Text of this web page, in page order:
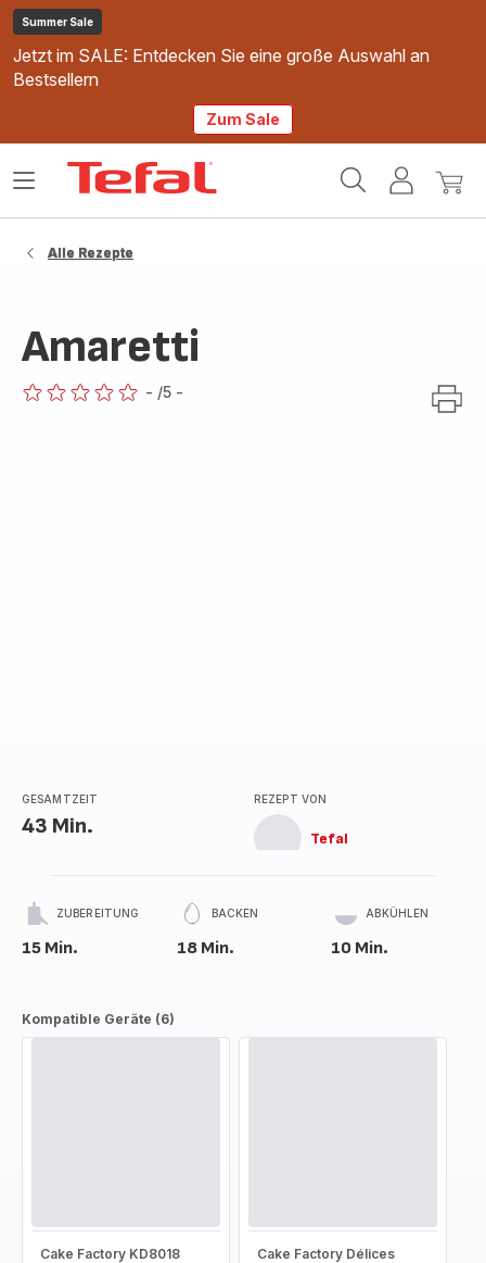
Summer Sale
Jetzt im SALE: Entdecken Sie eine große Auswahl an
Bestsellern
Zum Sale
Mein
Mein
Das
Alle Rezepte
Amaretti
- /5 -
GESAMTZEIT
43 Min.
REZEPT VON
Tefal
ZUBEREITUNG
15 Min.
BACKEN
18 Min.
ABKÜHLEN
10 Min.
Kompatible Geräte (6)
Cake Factory KD8018
Cake Factory Délices